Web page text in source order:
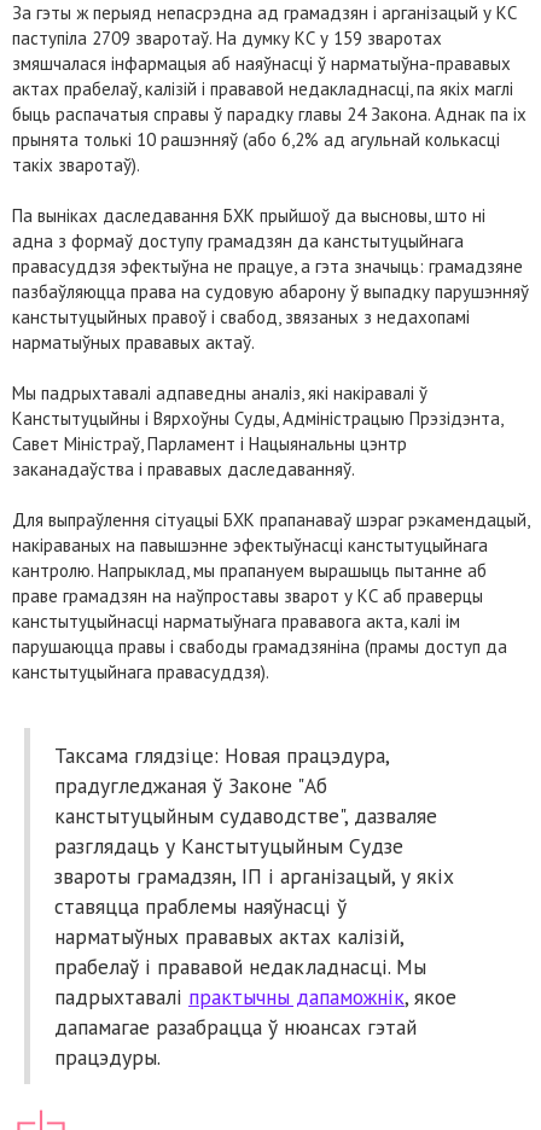
За гэты ж перыяд непасрэдна ад грамадзян і арганізацый у КС
паступіла 2709 зваротаў. На думку КС у 159 зваротах
змяшчалася інфармацыя аб наяўнасці ў нарматыўна-прававых
актах прабелаў, калізій і прававой недакладнасці, па якіх маглі
быць распачатыя справы ў парадку главы 24 Закона. Аднак па іх
прынята толькі 10 рашэнняў (або 6,2% ад агульнай колькасці
такіх зваротаў).
Па выніках даследавання БХК прыйшоў да высновы, што ні
адна з формаў доступу грамадзян да канстытуцыйнага
правасуддзя эфектыўна не працуе, а гэта значыць: грамадзяне
пазбаўляюцца права на судовую абарону ў выпадку парушэнняў
канстытуцыйных правоў і свабод, звязаных з недахопамі
нарматыўных прававых актаў.
Мы падрыхтавалі адпаведны аналіз, які накіравалі ў
Канстытуцыйны і Вярхоўны Суды, Адміністрацыю Прэзідэнта,
Савет Міністраў, Парламент і Нацыянальны цэнтр
заканадаўства і прававых даследаванняў.
Для выпраўлення сітуацыі БХК прапанаваў шэраг рэкамендацый,
накіраваных на павышэнне эфектыўнасці канстытуцыйнага
кантролю. Напрыклад, мы прапануем вырашыць пытанне аб
праве грамадзян на наўпроставы зварот у КС аб праверцы
канстытуцыйнасці нарматыўнага прававога акта, калі ім
парушаюцца правы і свабоды грамадзяніна (прамы доступ да
канстытуцыйнага правасуддзя).
Таксама глядзіце: Новая працэдура,
прадугледжаная ў Законе "Аб
канстытуцыйным судаводстве", дазваляе
разглядаць у Канстытуцыйным Судзе
звароты грамадзян, ІП і арганізацый, у якіх
ставяцца праблемы наяўнасці ў
нарматыўных прававых актах калізій,
прабелаў і прававой недакладнасці. Мы
падрыхтавалі практычны дапаможнік, якое
дапамагае разабрацца ў нюансах гэтай
працэдуры.